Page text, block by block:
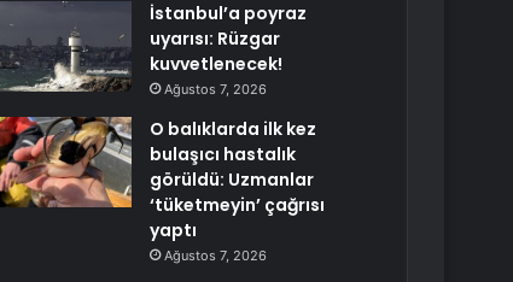
İstanbul’a poyraz
uyarısı: Rüzgar
kuvvetlenecek!
Ağustos 7, 2026
O balıklarda ilk kez
bulaşıcı hastalık
görüldü: Uzmanlar
‘tüketmeyin’ çağrısı
yaptı
Ağustos 7, 2026